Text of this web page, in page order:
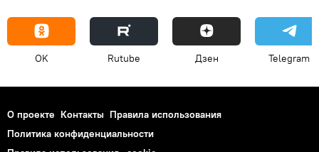
OK Rutube Дзен Telegram
О проекте Контакты Правила использования
Политика конфиденциальности